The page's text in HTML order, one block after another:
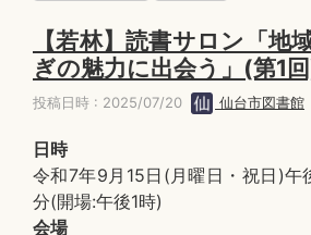
【若林】読書サロン「地
ぎの魅力に出会う」(第1
投稿日時 : 2025/07/20 仙台市図書館
日時
令和7年9月15日(月曜日・祝日)午
分(開場:午後1時)
会場